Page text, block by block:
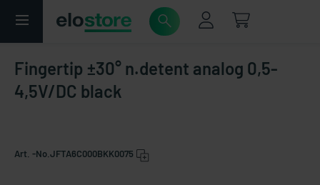
Fingertip ±30° n.detent analog 0,5-
4,5V/DC black
Art. -No. JFTA6C000BKK0075